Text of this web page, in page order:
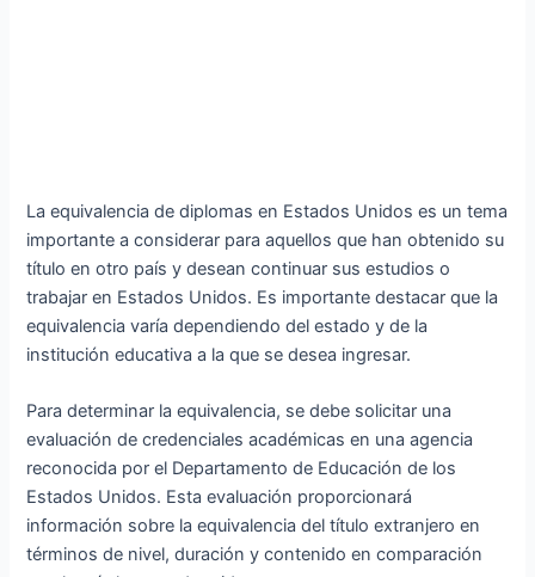
La equivalencia de diplomas en Estados Unidos es un tema
importante a considerar para aquellos que han obtenido su
título en otro país y desean continuar sus estudios o
trabajar en Estados Unidos. Es importante destacar que la
equivalencia varía dependiendo del estado y de la
institución educativa a la que se desea ingresar.
Para determinar la equivalencia, se debe solicitar una
evaluación de credenciales académicas en una agencia
reconocida por el Departamento de Educación de los
Estados Unidos. Esta evaluación proporcionará
información sobre la equivalencia del título extranjero en
términos de nivel, duración y contenido en comparación